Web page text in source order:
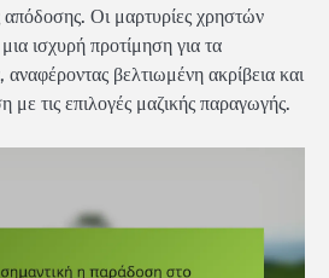
απόδοσης. Οι μαρτυρίες χρηστών
ισχυρή προτίμηση για τα
αναφέροντας βελτιωμένη ακρίβεια και
με τις επιλογές μαζικής παραγωγής.